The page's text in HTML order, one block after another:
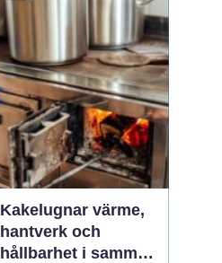
innanför dörren. F&o...
Kakelugnar värme,
hantverk och
hållbarhet i samma